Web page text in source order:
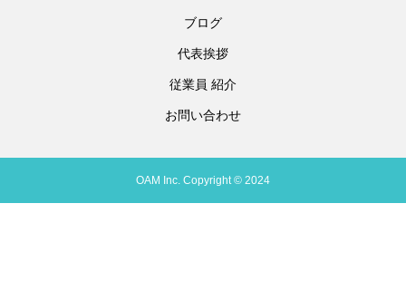
ブログ
代表挨拶
従業員 紹介
お問い合わせ
OAM Inc. Copyright © 2024